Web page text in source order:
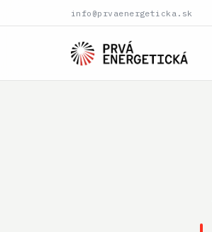
info@prvaenergeticka.sk